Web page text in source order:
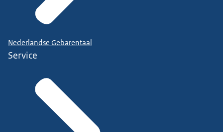
Nederlandse Gebarentaal
Service